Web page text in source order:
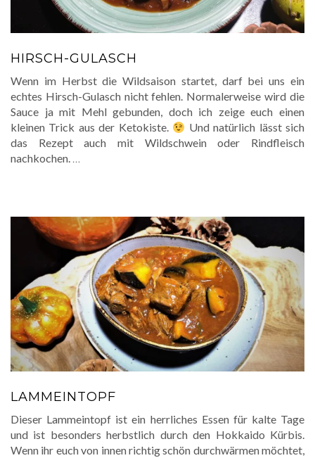
HIRSCH-GULASCH
Wenn im Herbst die Wildsaison startet, darf bei uns ein
echtes Hirsch-Gulasch nicht fehlen. Normalerweise wird die
Sauce ja mit Mehl gebunden, doch ich zeige euch einen
kleinen Trick aus der Ketokiste.
Und natürlich lässt sich
das Rezept auch mit Wildschwein oder Rindfleisch
nachkochen. …
LAMMEINTOPF
Dieser Lammeintopf ist ein herrliches Essen für kalte Tage
und ist besonders herbstlich durch den Hokkaido Kürbis.
Wenn ihr euch von innen richtig schön durchwärmen möchtet,